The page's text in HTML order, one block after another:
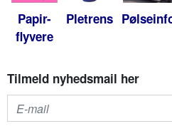
Papir-
flyvere
Pletrens
Tilmeld nyhedsmail her